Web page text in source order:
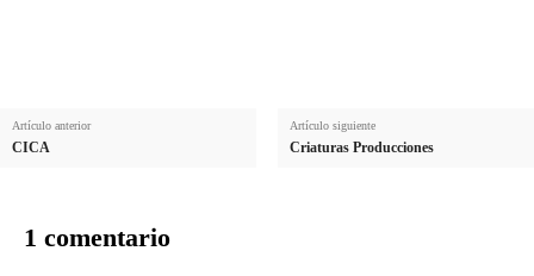
Artículo anterior
CICA
Artículo siguiente
Criaturas Producciones
1 comentario